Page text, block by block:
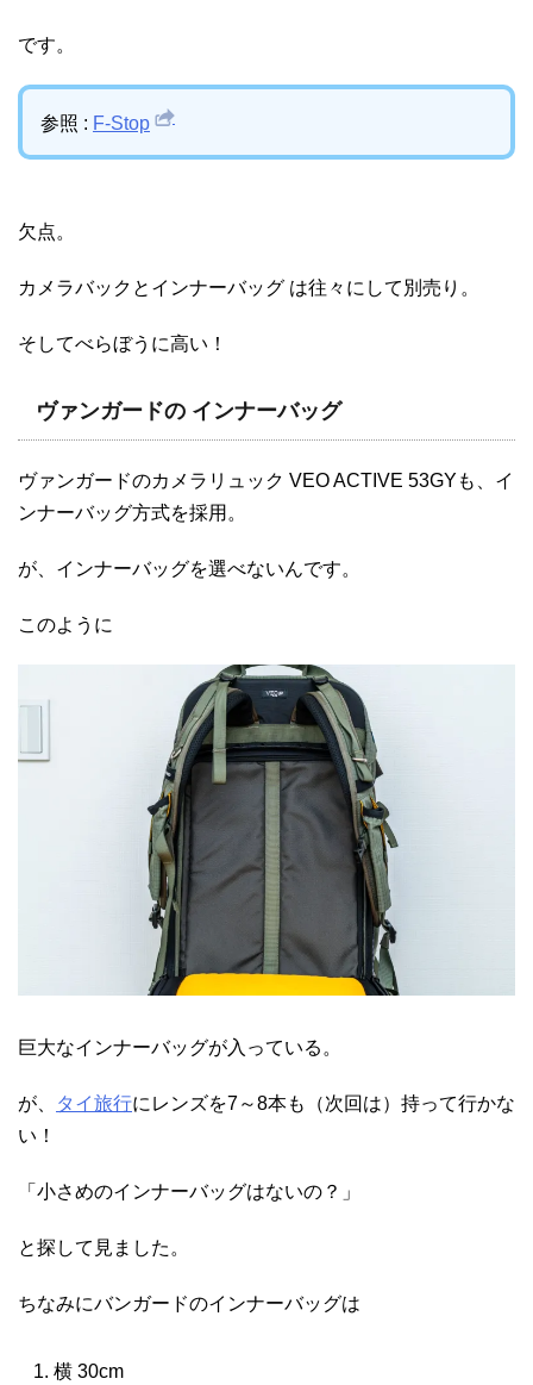
です。
参照 : F-Stop
欠点。
カメラバックとインナーバッグ は往々にして別売り。
そしてべらぼうに高い！
ヴァンガードの インナーバッグ
ヴァンガードのカメラリュック VEO ACTIVE 53GYも、イ
ンナーバッグ方式を採用。
が、インナーバッグを選べないんです。
このように
巨大なインナーバッグが入っている。
が、 タイ旅行にレンズを7～8本も（次回は）持って行かな
い！
「小さめのインナーバッグはないの？」
と探して見ました。
ちなみにバンガードのインナーバッグは
横 30cm